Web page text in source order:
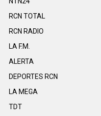
RCN TOTAL
RCN RADIO
LA F.M.
ALERTA
DEPORTES RCN
LA MEGA
TDT